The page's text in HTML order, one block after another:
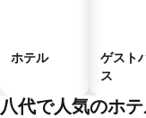
ホテル
ゲスト
ス
八代で人気のホ